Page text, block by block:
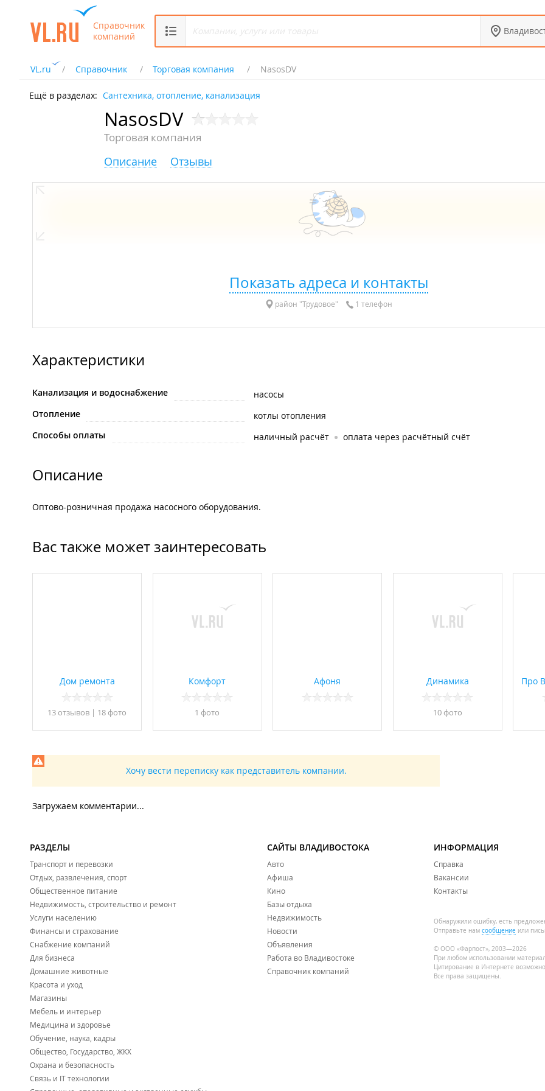
Справочник
компаний
VL.ru Справочник Торговая компания NasosDV
Ещё в разделах: Сантехника, отопление, канализация
NasosDV
Торговая компания
Описание Отзывы
Показать адреса и контакты
район "Трудовое" 1 телефон
Характеристики
Канализация и водоснабжение
насосы
Отопление
котлы отопления
Способы оплаты
наличный расчёт оплата через расчётный счёт
Описание
Оптово-розничная продажа насосного оборудования.
Вас также может заинтересовать
Дом ремонта
13 отзывов | 18 фото
Комфорт
1 фото
Афоня Динамика
10 фото
Про
Хочу вести переписку как представитель компании.
Загружаем комментарии...
РАЗДЕЛЫ
Транспорт и перевозки
Отдых, развлечения, спорт
Общественное питание
Недвижимость, строительство и ремонт
Услуги населению
Финансы и страхование
Снабжение компаний
Для бизнеса
Домашние животные
Красота и уход
Магазины
Мебель и интерьер
Медицина и здоровье
Обучение, наука, кадры
Общество, Государство, ЖКХ
Охрана и безопасность
Связь и IT технологии
САЙТЫ ВЛАДИВОСТОКА
Авто
Афиша
Кино
Базы отдыха
Недвижимость
Новости
Объявления
Работа во Владивостоке
Справочник компаний
ИНФОРМАЦИЯ
Справка
Вакансии
Контакты
Обнаружили ошибку, есть
Отправьте нам сообщение или
© ООО «Фарпост», 2003—2026
При любом использовании
Цитирование в Интернете
Все права защищены.